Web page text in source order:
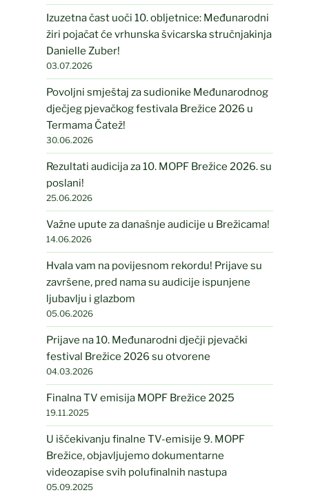
Izuzetna čast uoči 10. obljetnice: Međunarodni
žiri pojačat će vrhunska švicarska stručnjakinja
Danielle Zuber!
03.07.2026
Povoljni smještaj za sudionike Međunarodnog
dječjeg pjevačkog festivala Brežice 2026 u
Termama Čatež!
30.06.2026
Rezultati audicija za 10. MOPF Brežice 2026. su
poslani!
25.06.2026
Važne upute za današnje audicije u Brežicama!
14.06.2026
Hvala vam na povijesnom rekordu! Prijave su
završene, pred nama su audicije ispunjene
ljubavlju i glazbom
05.06.2026
Prijave na 10. Međunarodni dječji pjevački
festival Brežice 2026 su otvorene
04.03.2026
Finalna TV emisija MOPF Brežice 2025
19.11.2025
U iščekivanju finalne TV-emisije 9. MOPF
Brežice, objavljujemo dokumentarne
videozapise svih polufinalnih nastupa
05.09.2025